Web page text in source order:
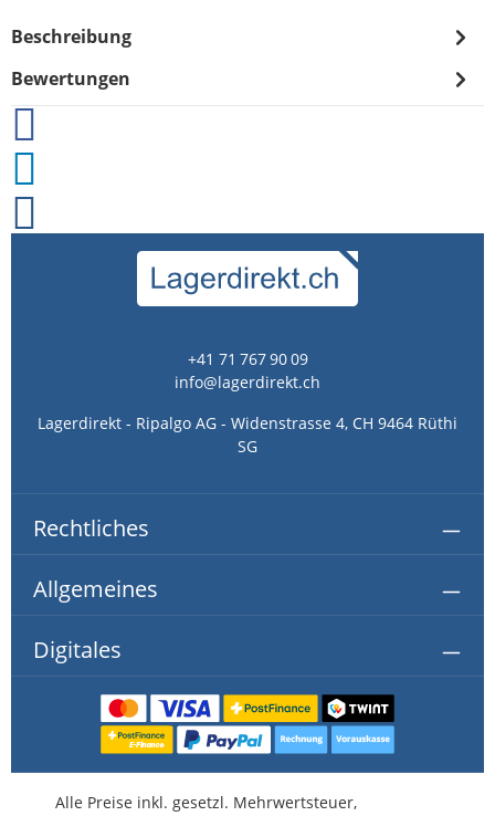
Beschreibung
Bewertungen
+41 71 767 90 09
info@lagerdirekt.ch
Lagerdirekt - Ripalgo AG - Widenstrasse 4, CH 9464 Rüthi
SG
Rechtliches
Allgemeines
Digitales
Alle Preise inkl. gesetzl. Mehrwertsteuer,